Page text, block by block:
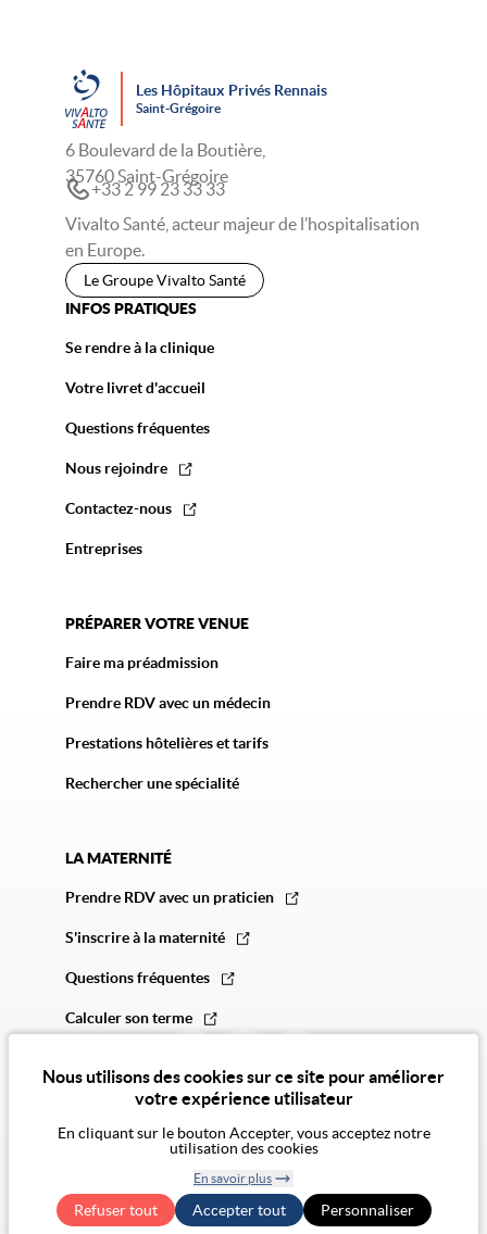
Nous utilisons des cookies sur ce site pour améliorer
votre expérience utilisateur
En cliquant sur le bouton Accepter, vous acceptez notre
utilisation des cookies
En savoir plus
Refuser tout Accepter tout
Retirer le
consentementPersonnaliser
Les Hôpitaux Privés Rennais
Saint-Grégoire
6 Boulevard de la Boutière,
35760 Saint-Grégoire
+33 2 99 23 33 33
Vivalto Santé, acteur majeur de l’hospitalisation
en Europe.
Le Groupe Vivalto Santé
INFOS PRATIQUES
Se rendre à la clinique
Votre livret d'accueil
Questions fréquentes
Nous rejoindre
Contactez-nous
Entreprises
PRÉPARER VOTRE VENUE
Faire ma préadmission
Prendre RDV avec un médecin
Prestations hôtelières et tarifs
Rechercher une spécialité
LA MATERNITÉ
Prendre RDV avec un praticien
S'inscrire à la maternité
Questions fréquentes
Calculer son terme
Politique de confidentialitéPolitique des cookies
Exercer mes droits RGPD
Accessibilité Numérique : non conforme